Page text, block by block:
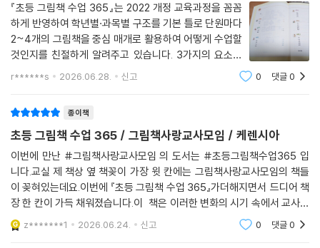
『초등 그림책 수업 365』는 2022 개정 교육과정을 꼼꼼
하게 반영하여 학년별·과목별 구조를 기본 틀로 단원마다
2~4개의 그림책을 중심 매개로 활용하여 어떻게 수업할
것인지를 친절하게 알려주고 있습니다. 3가지의 요소로
이루어져 있는데, 첫째 그림책 소개에서는 책의 기본 정보
r******s 2026.06.28. 신고 0 댓글0
종이책
초등 그림책 수업 365 / 그림책사랑교사모임 / 케렌시아
이번에 만난 #그림책사랑교사모임 의 도서는 #초등그림책수업365 입
니다.교실 제 책상 옆 책꽂이 가장 윗 칸에는 그림책사랑교사모임의 책들
이 꽂혀있는데요.이번에 『초등 그림책 수업 365』가더해지면서 드디어 책
장 한 칸이 가득 채워졌습니다.이 책은 이러한 변화의 시기 속에서 교사들
이 교육과정을 좀 더 쉽게 이해하고, 실제 수업으로 자연스럽게 연결할 수
있도록 돕기 위해 기
z*******1 2026.06.24. 신고 0 댓글0